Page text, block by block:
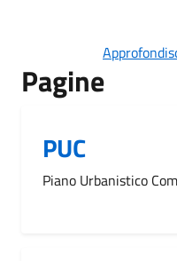
Pagine
PUC
Piano Urbanistico